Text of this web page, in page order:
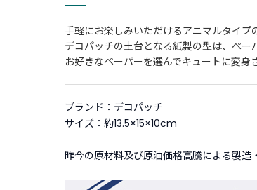
手軽にお楽しみいただけるアニマルタイプ
デコパッチの土台となる紙製の型は、ペ
お好きなペーパーを選んでキュートに変身
ブランド：デコパッチ
サイズ：約13.5×15×10cm
昨今の原材料及び原油価格高騰による製